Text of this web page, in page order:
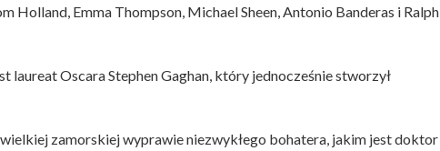
Holland, Emma Thompson, Michael Sheen, Antonio Banderas i Ralph
laureat Oscara Stephen Gaghan, który jednocześnie stworzył
zamorskiej wyprawie niezwykłego bohatera, jakim jest doktor